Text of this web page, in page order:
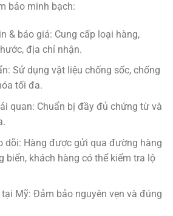
bảo minh bạch:
& báo giá: Cung cấp loại hàng,
địa chỉ nhận.
: Sử dụng vật liệu chống sốc, chống
tối đa.
quan: Chuẩn bị đầy đủ chứng từ và
dõi: Hàng được gửi qua đường hàng
biển, khách hàng có thể kiểm tra lộ
tại Mỹ: Đảm bảo nguyên vẹn và đúng